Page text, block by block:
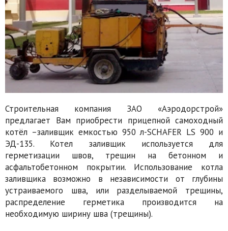
Строительная компания ЗАО «Аэродорстрой»
предлагает Вам приобрести прицепной самоходный
котёл –заливщик емкостью 950 л-SCHAFER LS 900 и
ЭД-135. Котел заливщик используется для
герметизации швов, трещин на бетонном и
асфальтобетонном покрытии. Использование котла
заливщика возможно в независимости от глубины
устраиваемого шва, или разделываемой трещины,
распределение герметика производится на
необходимую ширину шва (трещины).